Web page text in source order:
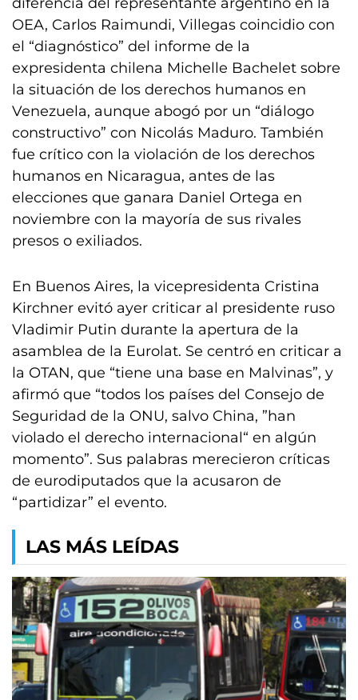
OEA, Carlos Raimundi, Villegas coincidio con
el “diagnóstico” del informe de la
expresidenta chilena Michelle Bachelet sobre
la situación de los derechos humanos en
Venezuela, aunque abogó por un “diálogo
constructivo” con Nicolás Maduro. También
fue crítico con la violación de los derechos
humanos en Nicaragua, antes de las
elecciones que ganara Daniel Ortega en
noviembre con la mayoría de sus rivales
presos o exiliados.
En Buenos Aires, la vicepresidenta Cristina
Kirchner evitó ayer criticar al presidente ruso
Vladimir Putin durante la apertura de la
asamblea de la Eurolat. Se centró en criticar a
la OTAN, que “tiene una base en Malvinas”, y
afirmó que “todos los países del Consejo de
Seguridad de la ONU, salvo China, ”han
violado el derecho internacional“ en algún
momento”. Sus palabras merecieron críticas
de eurodiputados que la acusaron de
“partidizar” el evento.
LAS MÁS LEÍDAS